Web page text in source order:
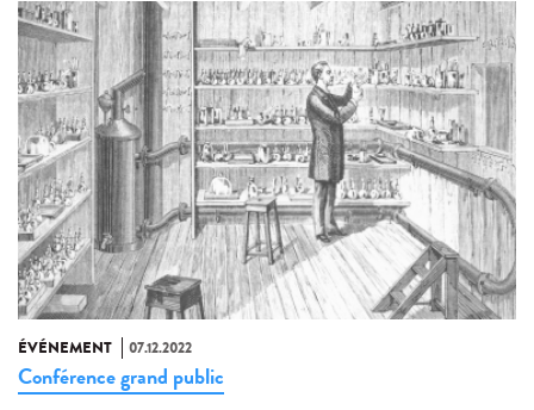
ÉVÉNEMENT 07.12.2022
Conférence grand public